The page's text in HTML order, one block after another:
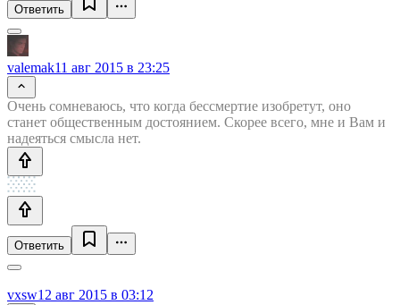
Ответить
valemak11 авг 2015 в 23:25
Очень сомневаюсь, что когда бессмертие изобретут, оно
станет общественным достоянием. Скорее всего, мне и Вам и
надеяться смысла нет.
Ответить
vxsw12 авг 2015 в 03:12